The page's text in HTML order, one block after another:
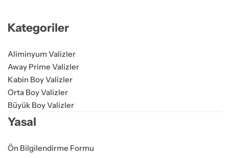
Kategoriler
Aliminyum Valizler
Away Prime Valizler
Kabin Boy Valizler
Orta Boy Valizler
Büyük Boy Valizler
Yasal
Ön Bilgilendirme Formu